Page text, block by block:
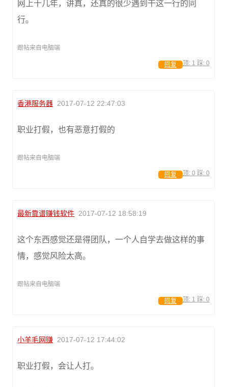
网上十几年，讲真，还真的很少遇到干这一行的同
行。
跟帖来自电脑端
顶: 1 踩: 0
回复
香港服务器 2017-07-12 22:47:03
职业打假，也有恶意打假的
跟帖来自电脑端
顶: 0 踩: 0
回复
最新靠谱赚钱软件 2017-07-12 18:58:19
这个东西感觉还是得团队，一个人自学去做这样的事
情，感觉风险太高。
跟帖来自电脑端
顶: 1 踩: 0
回复
小羊毛网赚 2017-07-12 17:44:02
职业打假，会让人打。